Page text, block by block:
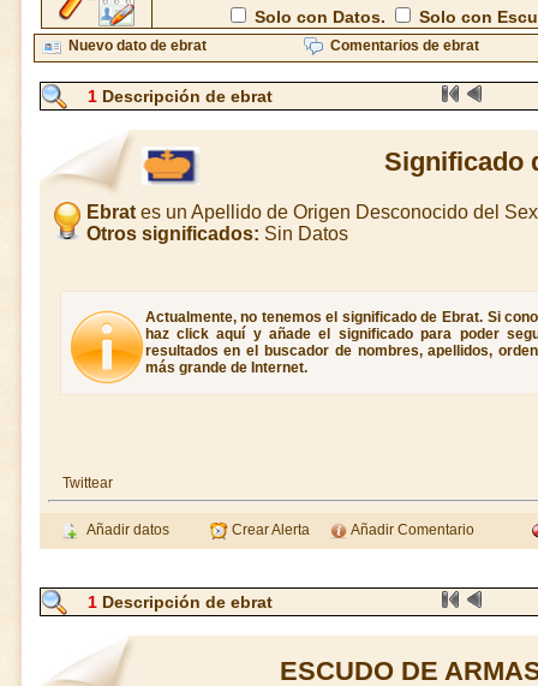
Solo con Datos. Solo con
Nuevo dato de ebrat Comentarios de ebrat
1 Descripción de ebrat
Significado
Ebrates un Apellido de Origen Desconocido del
Otros significados: Sin Datos
Actualmente, no tenemos el significado de Ebrat. Si
haz click aquí y añade el significado para poder
resultados en el buscador de nombres, apellidos,
más grande de Internet.
Twittear
Añadir datos Crear Alerta Añadir Comentario
1 Descripción de ebrat
ESCUDO DE